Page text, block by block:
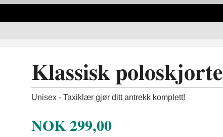
Klassisk poloskjorte
Unisex - Taxiklær gjør ditt antrekk komplett!
NOK299,00